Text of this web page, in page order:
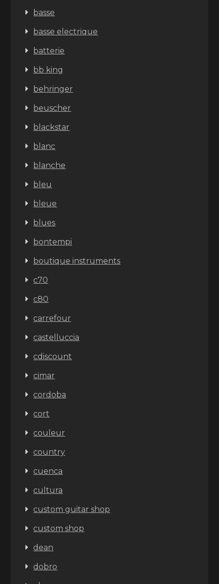
basse
basse electrique
batterie
bb king
behringer
beuscher
blackstar
blanc
blanche
bleu
bleue
blues
bontempi
boutique instruments
c70
c80
carrefour
castelluccia
cdiscount
cimar
cordoba
cort
couleur
country
cuenca
cultura
custom guitar shop
custom shop
dean
dobro